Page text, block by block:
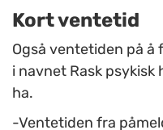
Kort ventetid
Også ventetiden på å
i navnet Rask
ha.
-Ventetiden fra